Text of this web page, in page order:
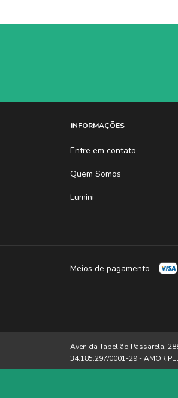
INFORMAÇÕES
Entre em contato
Quem Somos
Lumini
Meios de pagamento
Avenida Tabelião Passarela,
34.185.297/0001-29 - AMOR